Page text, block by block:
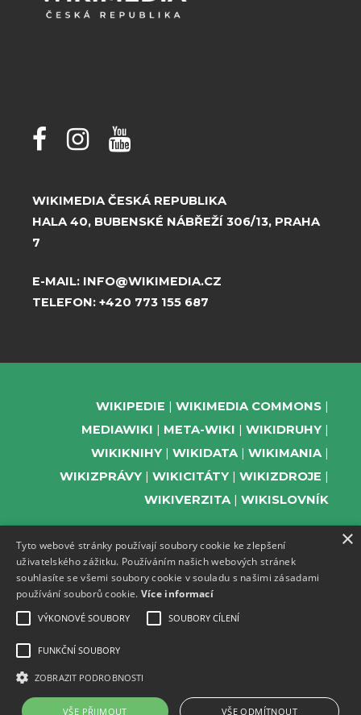
WIKIMEDIA ČESKÁ REPUBLIKA
HALA 40, BUBENSKÉ NÁBŘEŽÍ 306/13, PRAHA
7
E-MAIL: INFO@WIKIMEDIA.CZ
TELEFON: +420 773 155 687
WIKIPEDIE
WIKIMEDIA COMMONS
MEDIAWIKI
META-WIKI
WIKIDRUHY
WIKIKNIHY
WIKIDATA
WIKIMANIA
WIKIZPRÁVY
WIKICITÁTY
WIKIZDROJE
WIKIVERZITA
WIKISLOVNÍK
PODPOŘTE NÁS
ODEBÍREJTE NEWSLETTER
TELEGRAM UDÁLOSTÍ WMČR
×
Tyto webové stránky používají soubory cookie ke zlepšení
uživatelského zážitku. Používáním našich webových stránek
souhlasíte se všemi soubory cookie v souladu s našimi zásadami
používání souborů cookie. Více informací
VÝKONOVÉ SOUBORY SOUBORY CÍLENÍ
FUNKČNÍ SOUBORY
ZOBRAZIT PODROBNOSTI
VŠE PŘIJMOUT VŠE ODMÍTNOUT